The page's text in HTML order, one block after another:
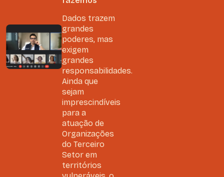
Dados trazem
grandes
poderes, mas
exigem
grandes
responsabilidades.
Ainda que
sejam
imprescindíveis
para a
atuação de
Organizações
do Terceiro
Setor em
territórios